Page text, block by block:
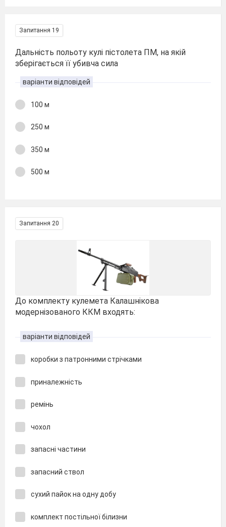
Запитання 19
Дальність польоту кулі пістолета ПМ, на якій
зберігається її убивча сила
варіанти відповідей
100 м
250 м
350 м
500 м
Запитання 20
До комплекту кулемета Калашнікова
модернізованого ККМ входять:
варіанти відповідей
коробки з патронними стрічками
приналежність
ремінь
чохол
запасні частини
запасний ствол
сухий пайок на одну добу
комплект постільної білизни